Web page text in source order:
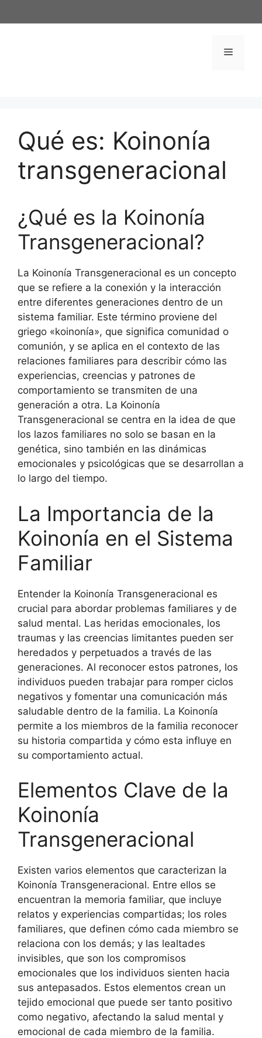
al
Menú
Qué es: Koinonía
transgeneracional
¿Qué es la Koinonía
Transgeneracional?
La Koinonía Transgeneracional es un concepto
que se refiere a la conexión y la interacción
entre diferentes generaciones dentro de un
sistema familiar. Este término proviene del
griego «koinonía», que significa comunidad o
comunión, y se aplica en el contexto de las
relaciones familiares para describir cómo las
experiencias, creencias y patrones de
comportamiento se transmiten de una
generación a otra. La Koinonía
Transgeneracional se centra en la idea de que
los lazos familiares no solo se basan en la
genética, sino también en las dinámicas
emocionales y psicológicas que se desarrollan a
lo largo del tiempo.
La Importancia de la
Koinonía en el Sistema
Familiar
Entender la Koinonía Transgeneracional es
crucial para abordar problemas familiares y de
salud mental. Las heridas emocionales, los
traumas y las creencias limitantes pueden ser
heredados y perpetuados a través de las
generaciones. Al reconocer estos patrones, los
individuos pueden trabajar para romper ciclos
negativos y fomentar una comunicación más
saludable dentro de la familia. La Koinonía
permite a los miembros de la familia reconocer
su historia compartida y cómo esta influye en
su comportamiento actual.
Elementos Clave de la
Koinonía
Transgeneracional
Existen varios elementos que caracterizan la
Koinonía Transgeneracional. Entre ellos se
encuentran la memoria familiar, que incluye
relatos y experiencias compartidas; los roles
familiares, que definen cómo cada miembro se
relaciona con los demás; y las lealtades
invisibles, que son los compromisos
emocionales que los individuos sienten hacia
sus antepasados. Estos elementos crean un
tejido emocional que puede ser tanto positivo
como negativo, afectando la salud mental y
emocional de cada miembro de la familia.